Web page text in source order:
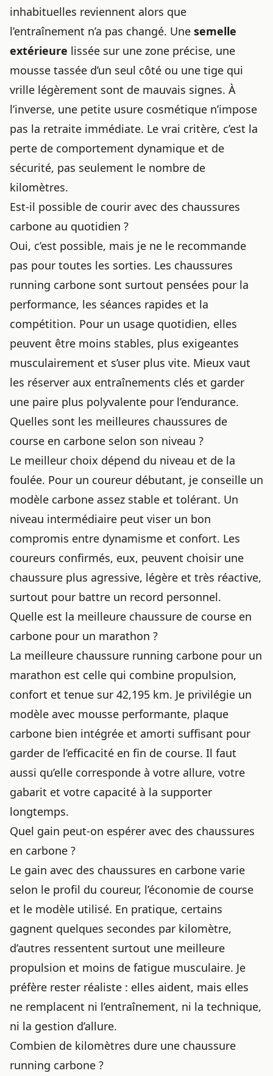
inhabituelles reviennent alors que
l’entraînement n’a pas changé. Une semelle
extérieure lissée sur une zone précise, une
mousse tassée d’un seul côté ou une tige qui
vrille légèrement sont de mauvais signes. À
l’inverse, une petite usure cosmétique n’impose
pas la retraite immédiate. Le vrai critère, c’est la
perte de comportement dynamique et de
sécurité, pas seulement le nombre de
kilomètres.
Est-il possible de courir avec des chaussures
carbone au quotidien ?
Oui, c’est possible, mais je ne le recommande
pas pour toutes les sorties. Les chaussures
running carbone sont surtout pensées pour la
performance, les séances rapides et la
compétition. Pour un usage quotidien, elles
peuvent être moins stables, plus exigeantes
musculairement et s’user plus vite. Mieux vaut
les réserver aux entraînements clés et garder
une paire plus polyvalente pour l’endurance.
Quelles sont les meilleures chaussures de
course en carbone selon son niveau ?
Le meilleur choix dépend du niveau et de la
foulée. Pour un coureur débutant, je conseille un
modèle carbone assez stable et tolérant. Un
niveau intermédiaire peut viser un bon
compromis entre dynamisme et confort. Les
coureurs confirmés, eux, peuvent choisir une
chaussure plus agressive, légère et très réactive,
surtout pour battre un record personnel.
Quelle est la meilleure chaussure de course en
carbone pour un marathon ?
La meilleure chaussure running carbone pour un
marathon est celle qui combine propulsion,
confort et tenue sur 42,195 km. Je privilégie un
modèle avec mousse performante, plaque
carbone bien intégrée et amorti suffisant pour
garder de l’efficacité en fin de course. Il faut
aussi qu’elle corresponde à votre allure, votre
gabarit et votre capacité à la supporter
longtemps.
Quel gain peut-on espérer avec des chaussures
en carbone ?
Le gain avec des chaussures en carbone varie
selon le profil du coureur, l’économie de course
et le modèle utilisé. En pratique, certains
gagnent quelques secondes par kilomètre,
d’autres ressentent surtout une meilleure
propulsion et moins de fatigue musculaire. Je
préfère rester réaliste : elles aident, mais elles
ne remplacent ni l’entraînement, ni la technique,
ni la gestion d’allure.
Combien de kilomètres dure une chaussure
running carbone ?